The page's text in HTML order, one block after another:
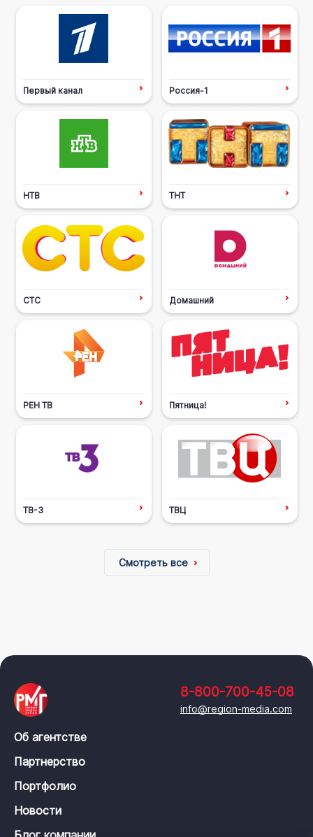
Первый канал Россия-1
НТВ ТНТ
СТС Домашний
РЕН ТВ Пятница!
ТВ-3 ТВЦ
Смотреть все
8-800-700-45-08
info@region-media.com
Об агентстве
Партнерство
Портфолио
Новости